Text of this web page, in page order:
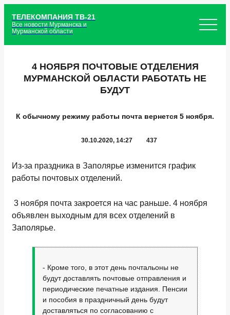
ТЕЛЕКОМПАНИЯ ТВ-21
Все новости Мурманска и
Мурманской области
4 НОЯБРЯ ПОЧТОВЫЕ ОТДЕЛЕНИЯ
МУРМАНСКОЙ ОБЛАСТИ РАБОТАТЬ НЕ
БУДУТ
К обычному режиму работы почта вернется 5 ноября.
30.10.2020, 14:27 437
Из-за праздника в Заполярье изменится график
работы почтовых отделений.
3 ноября почта закроется на час раньше. 4 ноября
объявлен выходным для всех отделений в
Заполярье.
- Кроме того, в этот день почтальоны не
будут доставлять почтовые отправления и
периодические печатные издания. Пенсии
и пособия в праздничный день будут
доставляться по согласованию с